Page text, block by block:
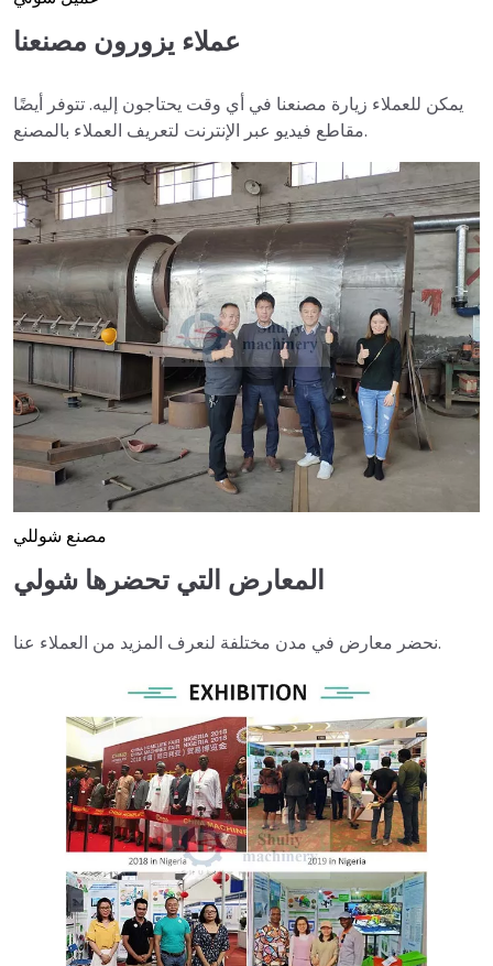
عملاء يزورون مصنعنا
يمكن للعملاء زيارة مصنعنا في أي وقت يحتاجون إليه. تتوفر أيضًا
مقاطع فيديو عبر الإنترنت لتعريف العملاء بالمصنع.
مصنع شوللي
المعارض التي تحضرها شولي
نحضر معارض في مدن مختلفة لنعرف المزيد من العملاء عنا.